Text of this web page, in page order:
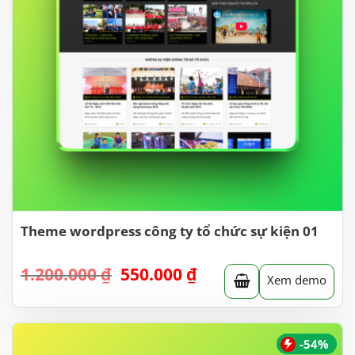
Theme wordpress công ty tổ chức sự kiện 01
1.200.000₫ Giá
là:
1.200.000 ₫.
550.000 ₫Giá
hiện
tại
là:
Xem demo
-54%